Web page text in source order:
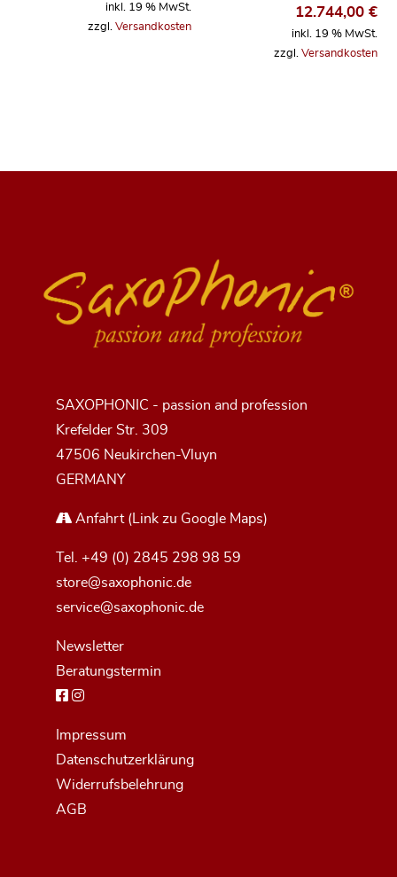
inkl. 19 % MwSt.
zzgl. Versandkosten
12.744,00 €
inkl. 19 % MwSt.
zzgl. Versandkosten
SAXOPHONIC - passion and profession
Krefelder Str. 309
47506 Neukirchen-Vluyn
GERMANY
Anfahrt(Link zu Google Maps)
Tel. +49 (0) 2845 298 98 59
store@saxophonic.de
service@saxophonic.de
Newsletter
Beratungstermin
Impressum
Datenschutzerklärung
Widerrufsbelehrung
AGB